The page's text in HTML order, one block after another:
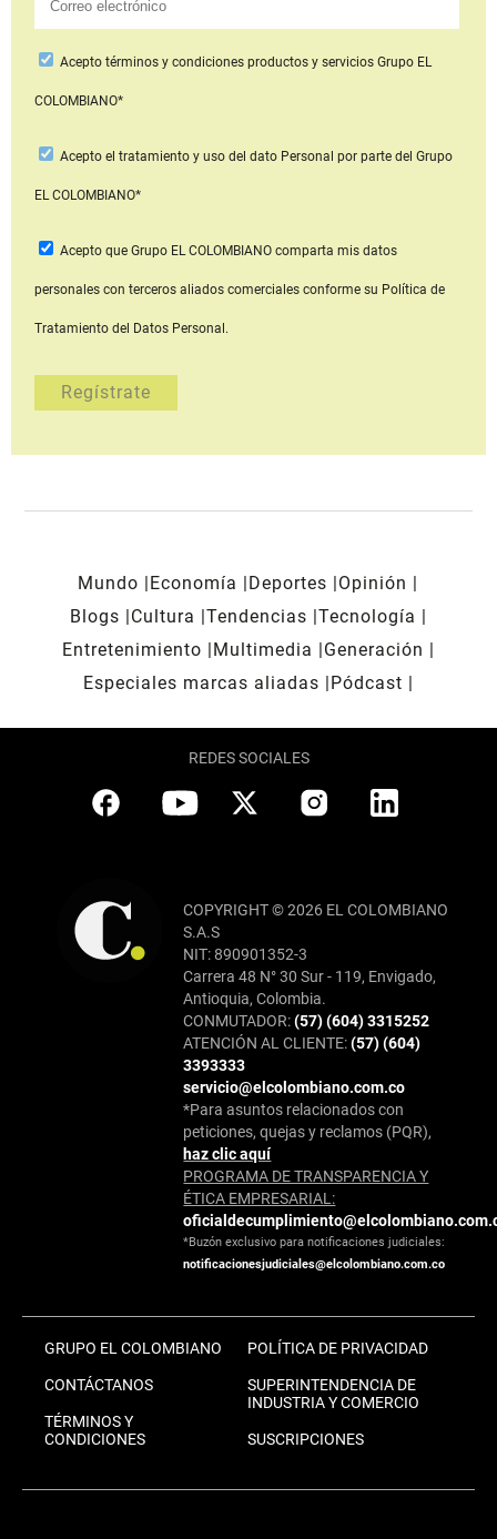
Aceptotérminos y condiciones productos y serviciosGrupo EL
COLOMBIANO*
Acepto el tratamiento y uso del dato Personal por parte del Grupo
EL COLOMBIANO*
Acepto que Grupo EL COLOMBIANOcomparta mis datos
personales con terceros aliados comerciales conforme su Política de
Tratamiento del Datos Personal.
Mundo Economía Deportes
Opinión
Blogs
Cultura Tendencias Tecnología
Entretenimiento
Multimedia
Generación
Especiales marcas aliadas
Pódcast
REDES SOCIALES
COPYRIGHT © 2026 EL COLOMBIANO
S.A.S
NIT: 890901352-3
Carrera 48 N° 30 Sur - 119, Envigado,
Antioquia, Colombia.
CONMUTADOR:(57) (604) 3315252
ATENCIÓN AL CLIENTE:(57) (604)
3393333
servicio@elcolombiano.com.co
*Para asuntos relacionados con
peticiones, quejas y reclamos (PQR),
haz clic aquí
PROGRAMA DE TRANSPARENCIA Y
ÉTICA EMPRESARIAL:
*Buzón exclusivo para notificaciones judiciales:
notificacionesjudiciales@elcolombiano.com.co
GRUPO EL COLOMBIANO
CONTÁCTANOS
TÉRMINOS Y
CONDICIONES
POLÍTICA DE PRIVACIDAD
SUPERINTENDENCIA DE
INDUSTRIA Y COMERCIO
SUSCRIPCIONES